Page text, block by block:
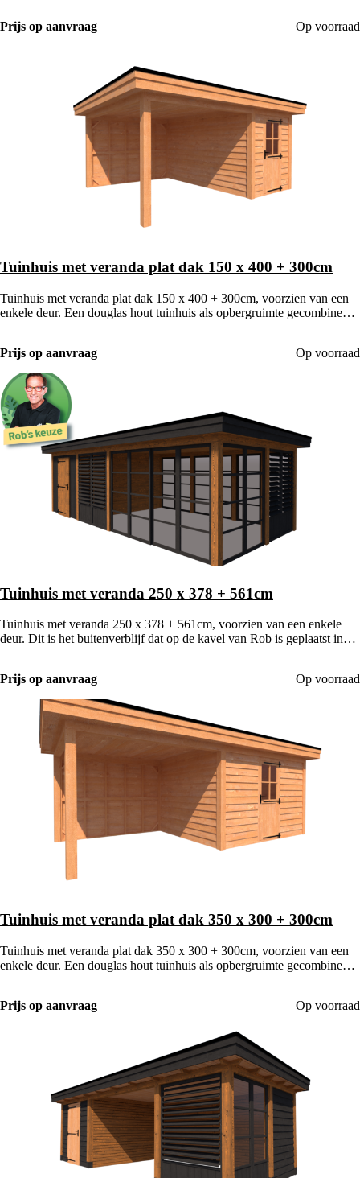
Prijs op aanvraag
Op voorraad
Tuinhuis met veranda plat dak 150 x 400 + 300cm
Tuinhuis met veranda plat dak 150 x 400 + 300cm, voorzien van een
enkele deur. Een douglas hout tuinhuis als opbergruimte gecombineerd
Prijs op aanvraag
Op voorraad
Tuinhuis met veranda 250 x 378 + 561cm
Tuinhuis met veranda 250 x 378 + 561cm, voorzien van een enkele
deur. Dit is het buitenverblijf dat op de kavel van Rob is geplaatst in
Prijs op aanvraag
Op voorraad
Tuinhuis met veranda plat dak 350 x 300 + 300cm
Tuinhuis met veranda plat dak 350 x 300 + 300cm, voorzien van een
enkele deur. Een douglas hout tuinhuis als opbergruimte gecombineerd
Prijs op aanvraag
Op voorraad